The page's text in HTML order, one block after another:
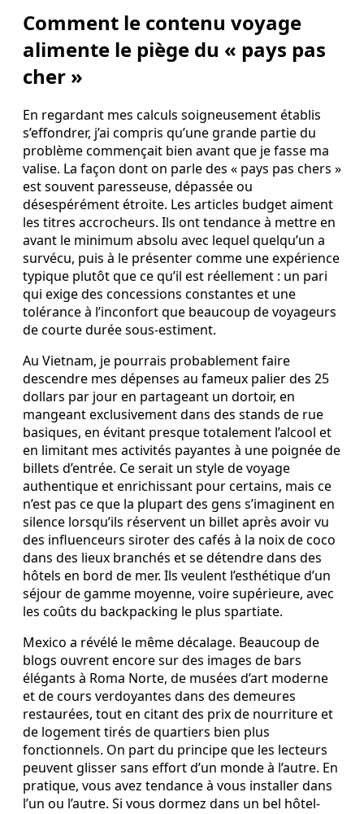
Comment le contenu voyage
alimente le piège du « pays pas
cher »
En regardant mes calculs soigneusement établis
s’effondrer, j’ai compris qu’une grande partie du
problème commençait bien avant que je fasse ma
valise. La façon dont on parle des « pays pas chers »
est souvent paresseuse, dépassée ou
désespérément étroite. Les articles budget aiment
les titres accrocheurs. Ils ont tendance à mettre en
avant le minimum absolu avec lequel quelqu’un a
survécu, puis à le présenter comme une expérience
typique plutôt que ce qu’il est réellement : un pari
qui exige des concessions constantes et une
tolérance à l’inconfort que beaucoup de voyageurs
de courte durée sous-estiment.
Au Vietnam, je pourrais probablement faire
descendre mes dépenses au fameux palier des 25
dollars par jour en partageant un dortoir, en
mangeant exclusivement dans des stands de rue
basiques, en évitant presque totalement l’alcool et
en limitant mes activités payantes à une poignée de
billets d’entrée. Ce serait un style de voyage
authentique et enrichissant pour certains, mais ce
n’est pas ce que la plupart des gens s’imaginent en
silence lorsqu’ils réservent un billet après avoir vu
des influenceurs siroter des cafés à la noix de coco
dans des lieux branchés et se détendre dans des
hôtels en bord de mer. Ils veulent l’esthétique d’un
séjour de gamme moyenne, voire supérieure, avec
les coûts du backpacking le plus spartiate.
Mexico a révélé le même décalage. Beaucoup de
blogs ouvrent encore sur des images de bars
élégants à Roma Norte, de musées d’art moderne
et de cours verdoyantes dans des demeures
restaurées, tout en citant des prix de nourriture et
de logement tirés de quartiers bien plus
fonctionnels. On part du principe que les lecteurs
peuvent glisser sans effort d’un monde à l’autre. En
pratique, vous avez tendance à vous installer dans
l’un ou l’autre. Si vous dormez dans un bel hôtel-